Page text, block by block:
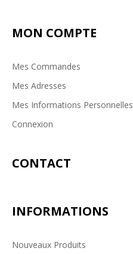
MON COMPTE
Mes Commandes
Mes Adresses
Mes Informations Personnelles
Connexion
CONTACT
INFORMATIONS
Nouveaux Produits